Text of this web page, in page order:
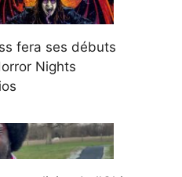
fera ses débuts
Nights